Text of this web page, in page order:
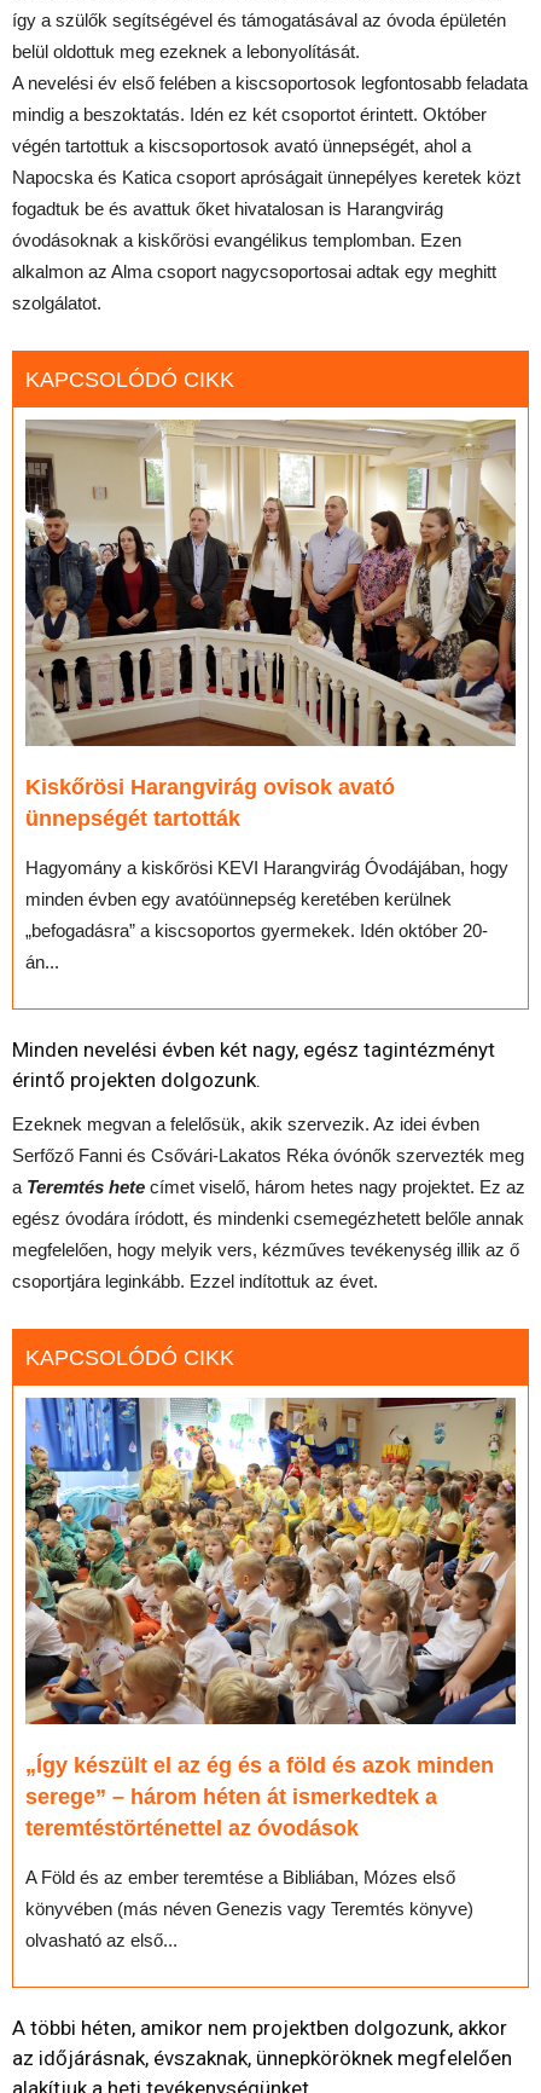
így a szülők segítségével és támogatásával az óvoda épületén
belül oldottuk meg ezeknek a lebonyolítását.
A nevelési év első felében a kiscsoportosok legfontosabb feladata
mindig a beszoktatás. Idén ez két csoportot érintett. Október
végén tartottuk a kiscsoportosok avató ünnepségét, ahol a
Napocska és Katica csoport apróságait ünnepélyes keretek közt
fogadtuk be és avattuk őket hivatalosan is Harangvirág
óvodásoknak a kiskőrösi evangélikus templomban. Ezen
alkalmon az Alma csoport nagycsoportosai adtak egy meghitt
szolgálatot.
KAPCSOLÓDÓ CIKK
Kiskőrösi Harangvirág ovisok avató
ünnepségét tartották
Hagyomány a kiskőrösi KEVI Harangvirág Óvodájában, hogy
minden évben egy avatóünnepség keretében kerülnek
„befogadásra” a kiscsoportos gyermekek. Idén október 20-
án...
Minden nevelési évben két nagy, egész tagintézményt
érintő projekten dolgozunk.
Ezeknek megvan a felelősük, akik szervezik. Az idei évben
Serfőző Fanni és Csővári-Lakatos Réka óvónők szervezték meg
a Teremtés hete címet viselő, három hetes nagy projektet. Ez az
egész óvodára íródott, és mindenki csemegézhetett belőle annak
megfelelően, hogy melyik vers, kézműves tevékenység illik az ő
csoportjára leginkább. Ezzel indítottuk az évet.
KAPCSOLÓDÓ CIKK
„Így készült el az ég és a föld és azok minden
serege” – három héten át ismerkedtek a
teremtéstörténettel az óvodások
A Föld és az ember teremtése a Bibliában, Mózes első
könyvében (más néven Genezis vagy Teremtés könyve)
olvasható az első...
A többi héten, amikor nem projektben dolgozunk, akkor
az időjárásnak, évszaknak, ünnepköröknek megfelelően